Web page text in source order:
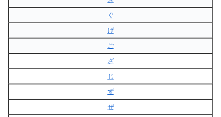
ぐ
げ
ご
ざ
じ
ず
ぜ